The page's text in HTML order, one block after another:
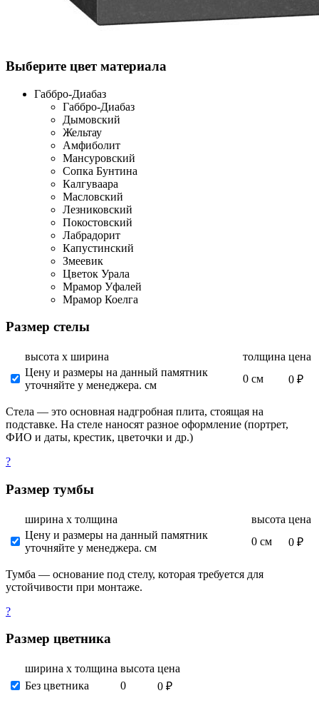
Выберите цвет материала
Габбро-Диабаз
Габбро-Диабаз
Дымовский
Жельтау
Амфиболит
Мансуровский
Сопка Бунтина
Калгуваара
Масловский
Лезниковский
Покостовский
Лабрадорит
Капустинский
Змеевик
Цветок Урала
Мрамор Уфалей
Мрамор Коелга
Размер стелы
высота х ширина толщина цена
Цену и размеры на данный памятник
уточняйте у менеджера. см
0 см 0 ₽
Стела — это основная надгробная плита, стоящая на
подставке. На стеле наносят разное оформление (портрет,
ФИО и даты, крестик, цветочки и др.)
?
Размер тумбы
ширина х толщина высота цена
Цену и размеры на данный памятник
уточняйте у менеджера. см
0 см 0 ₽
Тумба — основание под стелу, которая требуется для
устойчивости при монтаже.
?
Размер цветника
ширина х толщина высота цена
Без цветника
0 0 ₽